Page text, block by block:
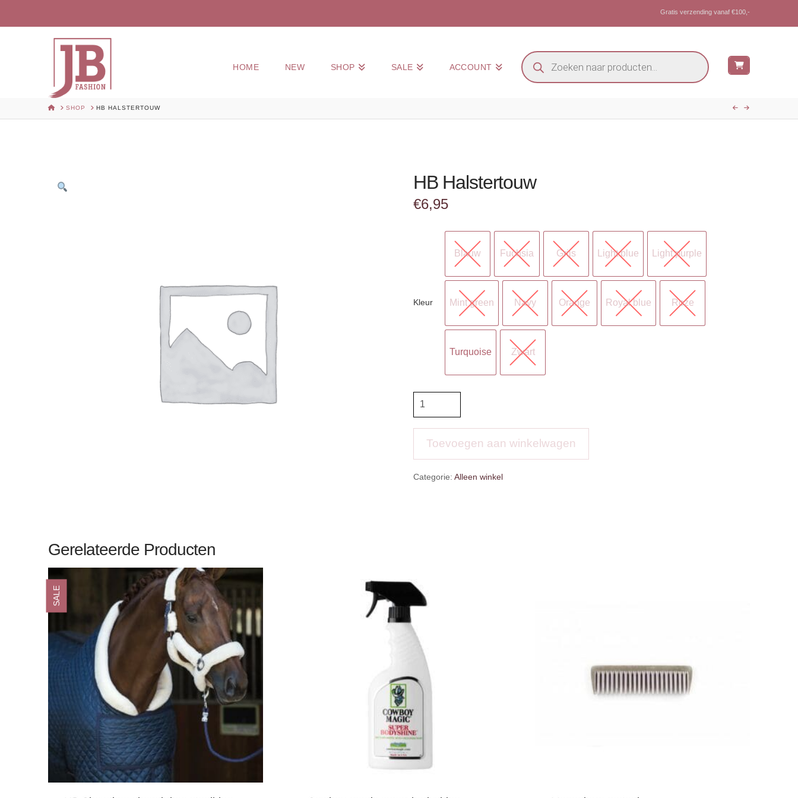
Gratis verzending vanaf €100,-
HOME NEW SHOP SALE ACCOUNT
Producten
zoeken
HOMESHOP HB HALSTERTOUW
HB Halstertouw
€6,95
Kleur
Blauw Fuchsia Grijs Light blue Light purple
Mint green Navy Orange Royal blue Roze
Turquoise Zwart
HB
Toevoegen aan winkelwagen
Categorie: Alleen winkel
Gerelateerde Producten
SALE